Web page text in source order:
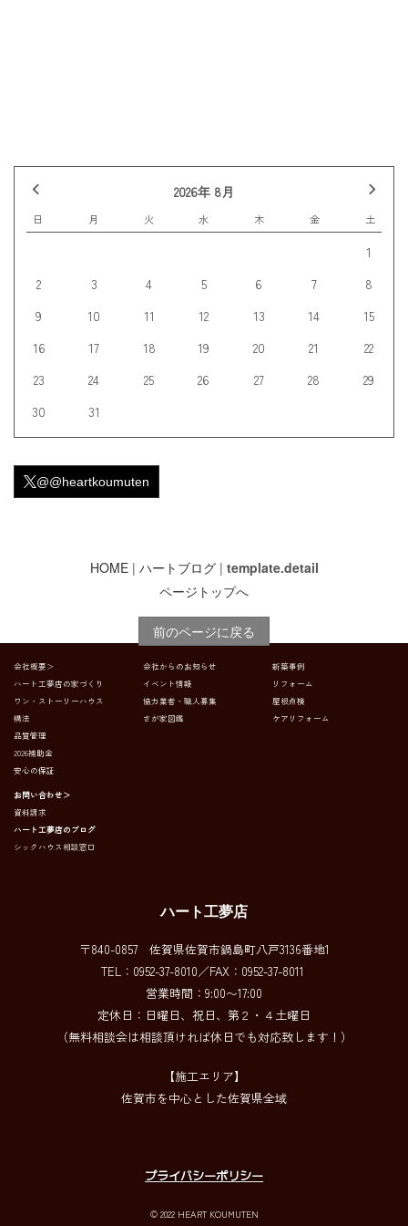
2026年 8月
日 月 火 水 木 金 土
1
2
3 4 5 6 7
8
9
10 11 12 13 14
15
16
17 18 19 20 21
22
23
24 25 26 27 28
29
30
31
@@heartkoumuten
HOME| ハートブログ| template.detail
ページトップへ
前のページに戻る
会社概要＞
ハート工夢店の家づくり
ワン・ストーリーハウス
構法
品質管理
2026補助金
安心の保証
会社からのお知らせ
イベント情報
協力業者・職人募集
さが家図鑑
新築事例
リフォーム
屋根点検
ケアリフォーム
お問い合わせ＞
資料請求
ハート工夢店のブログ
シックハウス相談窓口
ハート工夢店
〒840-0857 佐賀県佐賀市鍋島町八戸3136番地1
TEL：0952-37-8010／FAX：0952-37-8011
営業時間：9:00〜17:00
定休日：日曜日、祝日、第２・４土曜日
（無料相談会は相談頂ければ休日でも対応致します！）
【施工エリア】
佐賀市を中心とした佐賀県全域
プライバシーポリシー
© 2022 HEART KOUMUTEN